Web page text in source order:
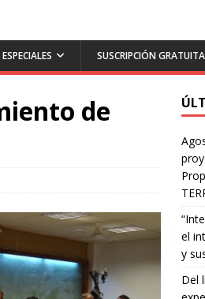
ESPECIALES SUSCRIPCIÓN GRATUITA
de
el
y
Del